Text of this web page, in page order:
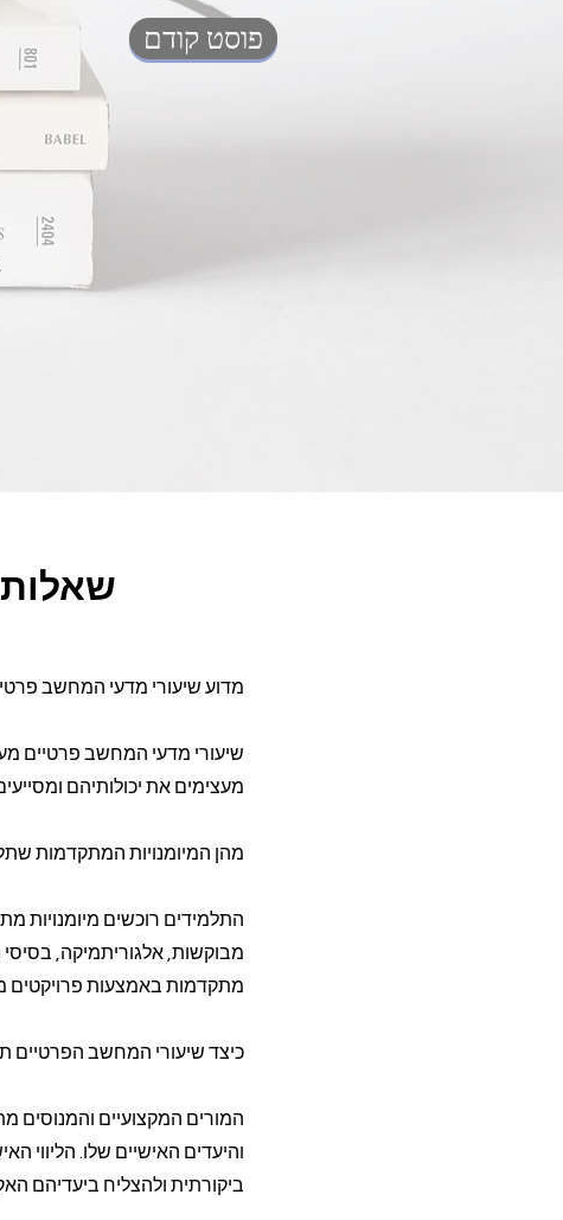
פוסט קודם
שאלות
מדוע שיעורי מדעי המחשב
שיעורי מדעי המחשב פרטיים
מעצימים את יכולותיהם
מהן המיומנויות המתקדמות
התלמידים רוכשים מיומנויות
מבוקשות, אלגוריתמיקה, בסיסי
מתקדמות באמצעות פרויקטים
כיצד שיעורי המחשב הפרטיים
המורים המקצועיים והמנוסים
והיעדים האישיים שלו.
ביקורתית ולהצליח ביעדיהם